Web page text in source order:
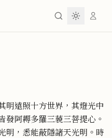
明遠照十方世界，其燈光中
發阿耨多羅三藐三菩提心。
明，悉能蔽隱諸天光明。時